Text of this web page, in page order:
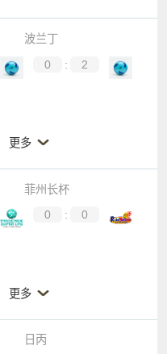
波兰丁
0 :
2
更多
菲州长杯
0 :
0
更多
日丙